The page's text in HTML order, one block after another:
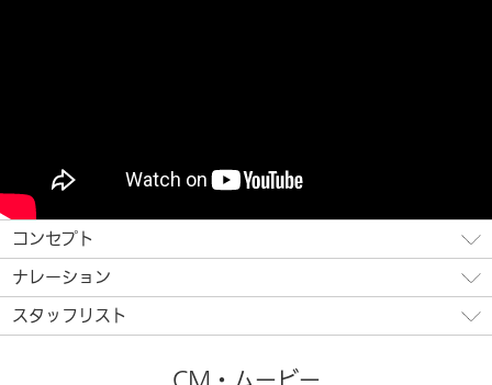
コンセプト
ナレーション
スタッフリスト